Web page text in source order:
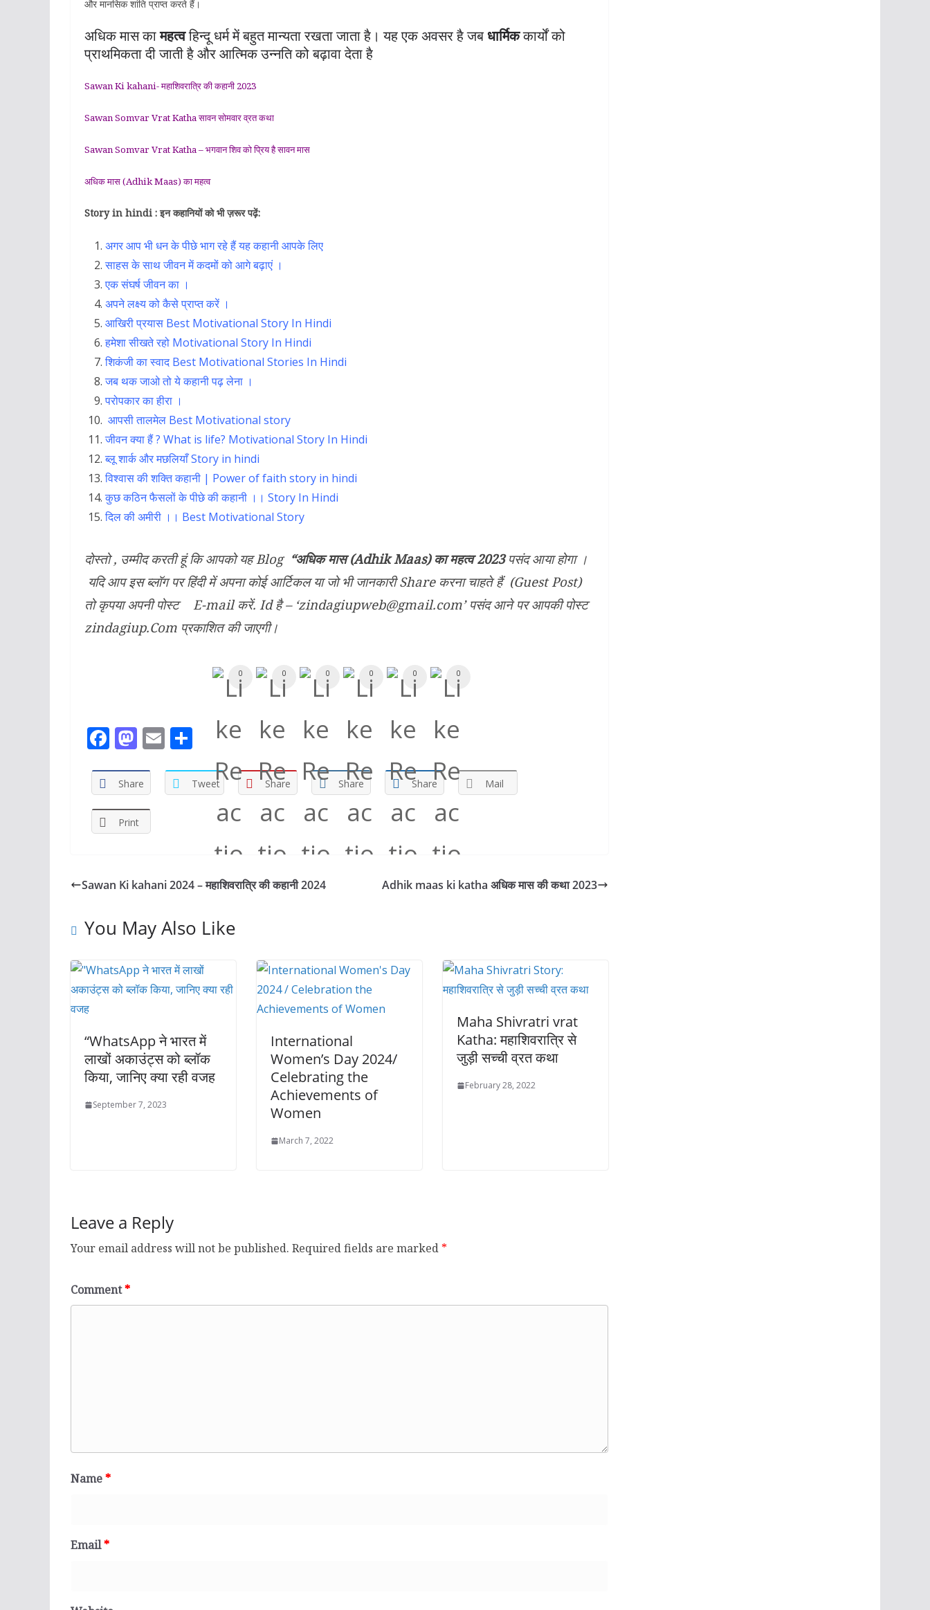
और मानसिक शांति प्राप्त करते हैं।
अधिक मास कामहत्वहिन्दू धर्म में बहुत मान्यता रखता जाता है। यह एक अवसर है जबधार्मिककार्यों को
प्राथमिकता दी जाती है और आत्मिक उन्नति को बढ़ावा देता है
Sawan Ki kahani- महाशिवरात्रि की कहानी 2023
Sawan Somvar Vrat Katha सावन सोमवार व्रत कथा
Sawan Somvar Vrat Katha – भगवान शिव को प्रिय है सावन मास
अधिक मास (Adhik Maas) का महत्व
Story in hindi : इन कहानियों को भी ज़रूर पढ़ें:
अगर आप भी धन के पीछे भाग रहे हैं यह कहानी आपके लिए
साहस के साथ जीवन में कदमों को आगे बढ़ाएं ।
एक संघर्ष जीवन का ।
अपने लक्ष्य को कैसे प्राप्त करें ।
आखिरी प्रयास Best Motivational Story In Hindi
हमेशा सीखते रहो Motivational Story In Hindi
शिकंजी का स्वाद Best Motivational Stories In Hindi
जब थक जाओ तो ये कहानी पढ़ लेना ।
परोपकार का हीरा ।
आपसी तालमेल Best Motivational story
जीवन क्या हैं ? What is life? Motivational Story In Hindi
ब्लू शार्क और मछलियाँ Story in hindi
विश्वास की शक्ति कहानी | Power of faith story in hindi
कुछ कठिन फैसलों के पीछे की कहानी ।। Story In Hindi
दिल की अमीरी ।। Best Motivational Story
दोस्तो , उम्मीद करती हूं कि आपको यह Blog “अधिक मास (Adhik Maas) का महत्व 2023पसंद आया होगा ।
यदि आप इस ब्लॉग पर हिंदी में अपना कोई आर्टिकल या जो भी जानकारी Share करना चाहते हैं (Guest Post)
तो कृपया अपनी पोस्ट E-mail करें. Id है – ‘zindagiupweb@gmail.com’ पसंद आने पर आपकी पोस्ट
zindagiup.Com प्रकाशित की जाएगी।
0 0 0 0 0 0
F
e
b
o
M
to
d
o
E
ai
l
ar
e
Share Tweet Share Share Share Mail
Print
Sawan Ki kahani 2024 – महाशिवरात्रि की कहानी 2024 Adhik maas ki katha अधिक मास की कथा 2023
You May Also Like
“WhatsApp ने भारत में
लाखों अकाउंट्स को ब्लॉक
किया, जानिए क्या रही वजह
September 7, 2023
International
Women’s Day 2024/
Celebrating the
Achievements of
Women
March 7, 2022
Maha Shivratri vrat
Katha: महाशिवरात्रि से
जुड़ी सच्ची व्रत कथा
February 28, 2022
Leave a Reply
Your email address will not be published. Required fields are marked *
Comment*
Name*
Email*